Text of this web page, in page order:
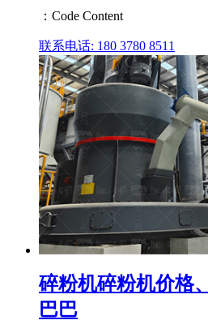
：Code Content
联系电话: 180 3780 8511
碎粉机碎粉机价格
巴巴